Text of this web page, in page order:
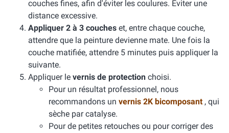
couches fines, afin d'éviter les coulures. Éviter une
distance excessive.
Appliquer 2 à 3 couches et, entre chaque couche,
attendre que la peinture devienne mate. Une fois la
couche matifiée, attendre 5 minutes puis appliquer la
suivante.
Appliquer le vernis de protection choisi.
Pour un résultat professionnel, nous
recommandons un vernis 2K bicomposant , qui
sèche par catalyse.
Pour de petites retouches ou pour corriger des